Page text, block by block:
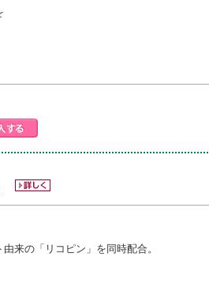
来の「リコピン」を同時配合。